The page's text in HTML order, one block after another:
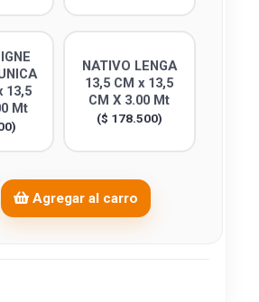
13,5
Mt
NATIVO LENGA
13,5 CM x 13,5
CM X 3.00 Mt
($ 178.500)
Agregar al carro